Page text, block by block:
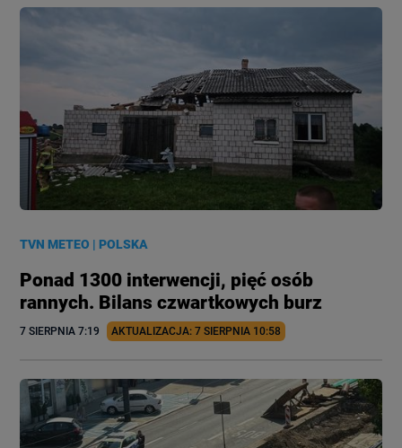
TVN METEO |POLSKA
Ponad 1300 interwencji, pięć osób
rannych. Bilans czwartkowych burz
7 SIERPNIA 7:19 AKTUALIZACJA: 7 SIERPNIA 10:58